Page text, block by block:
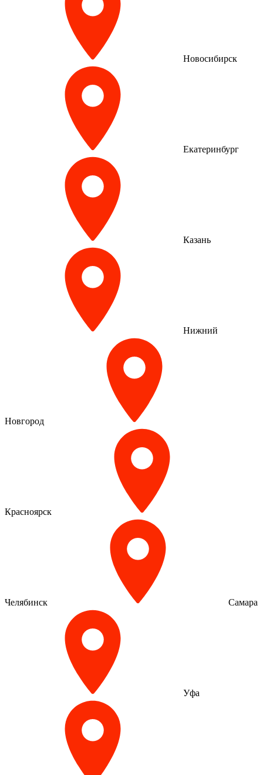
Новосибирск
Екатеринбург
Казань
Нижний
Новгород
Красноярск
Челябинск Самара
Уфа